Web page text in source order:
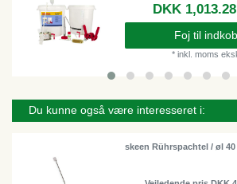
DKK
Foj til
* inkl. moms
Du kunne også være interesseret i:
skeen Rührspachtel / øl